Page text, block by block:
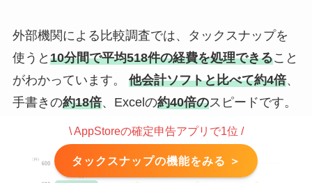
外部機関による比較調査では、タックスナップを
使うと 10分間で平均518件の経費を処理できること
がわかっています。 他会計ソフトと比べて約4倍、
手書きの約18倍、Excelの約40倍のスピードです。
\ AppStoreの確定申告アプリで1位 /
タックスナップの機能をみる ＞